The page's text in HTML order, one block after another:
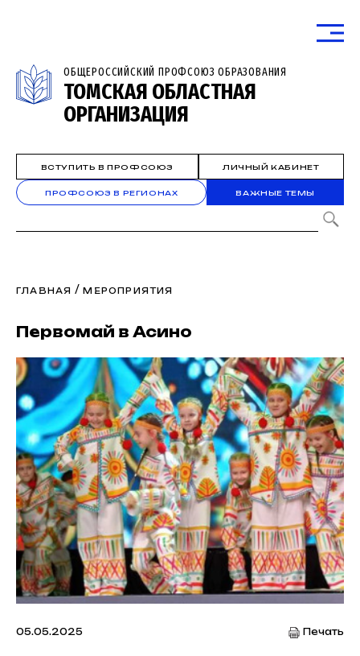
ОБЩЕРОССИЙСКИЙ ПРОФСОЮЗ ОБРАЗОВАНИЯ
ТОМСКАЯ ОБЛАСТНАЯ
ОРГАНИЗАЦИЯ
ВСТУПИТЬ В ПРОФСОЮЗ ЛИЧНЫЙ КАБИНЕТ
ПРОФСОЮЗ В РЕГИОНАХ ВАЖНЫЕ ТЕМЫ
ГЛАВНАЯ /МЕРОПРИЯТИЯ
Первомай в Асино
05.05.2025 Печать